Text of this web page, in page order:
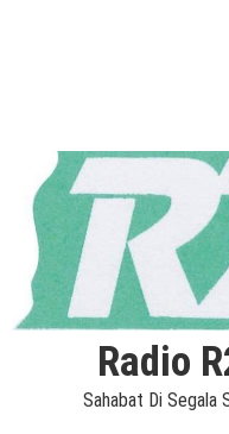
Radio
Sahabat Di Segala